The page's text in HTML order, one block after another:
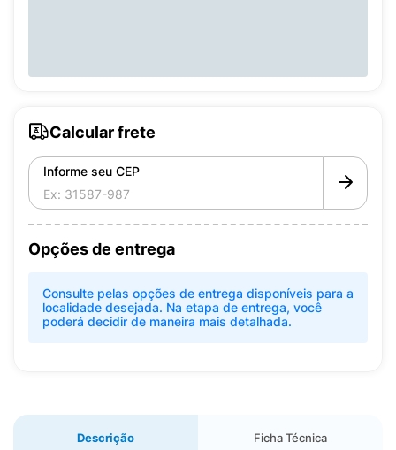
Calcular frete
Informe seu CEP
Opções de entrega
Consulte pelas opções de entrega disponíveis para a
localidade desejada. Na etapa de entrega, você
poderá decidir de maneira mais detalhada.
Descrição Ficha Técnica